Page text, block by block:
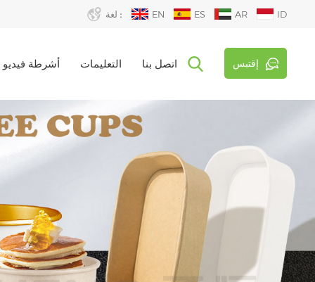
لغة : EN ES AR ID
إقتبس أشرطة فيديو التعليمات اتصل بنا